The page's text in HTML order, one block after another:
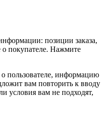
позиции заказа,
покупателе. Нажмите
пользователе, информацию
вам повторить к вводу
условия вам не подходят,